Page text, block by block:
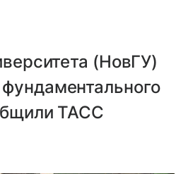
(НовГУ)
ТАСС